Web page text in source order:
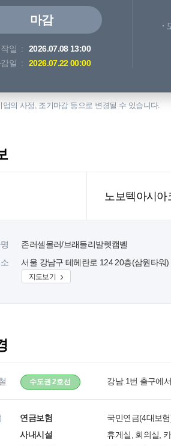
마감
일
2026.07.08 13:00
일
2026.07.22 00:00
업의 사정, 조기마감 등으로 변경될 수 있습니다.
노보텍아시아
존러셀몰러/브래들리발렛캠벨
서울 강남구 테헤란로 124 20층(삼원타워)
지도보기
수도권 2호선 강남 1번 출구에
연금보험
국민연금(4대보
사내시설
휴게실, 회의실,